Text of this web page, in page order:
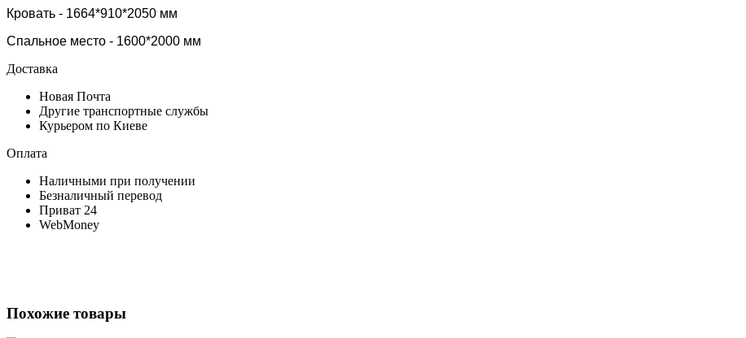
Кровать - 1664*910*2050 мм
Спальное место - 1600*2000 мм
Доставка
Новая Почта
Другие транспортные службы
Курьером по Киеве
Оплата
Наличными при получении
Безналичный перевод
Приват 24
WebMoney
Похожие товары